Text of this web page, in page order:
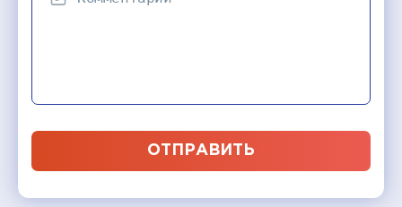
ОТПРАВИТЬ